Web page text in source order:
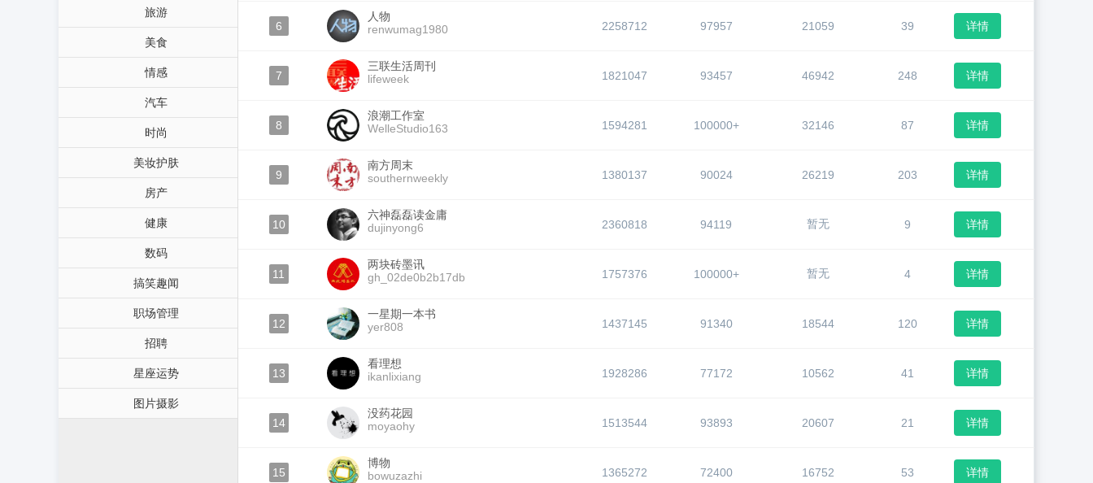
旅游
美食
情感
汽车
时尚
美妆护肤
房产
健康
数码
搞笑趣闻
职场管理
招聘
星座运势
图片摄影
6
人物
renwumag1980
2258712 97957 21059 39 详情
7
三联生活周刊
lifeweek
1821047 93457 46942 248 详情
8
浪潮工作室
WelleStudio163
1594281 100000+ 32146 87 详情
9
南方周末
southernweekly
1380137 90024 26219 203 详情
10
六神磊磊读金庸
dujinyong6
2360818 94119 暂无 9 详情
11
两块砖墨讯
gh_02de0b2b17db
1757376 100000+ 暂无 4 详情
12
一星期一本书
yer808
1437145 91340 18544 120 详情
13
看理想
ikanlixiang
1928286 77172 10562 41 详情
14
没药花园
moyaohy
1513544 93893 20607 21 详情
15
博物
bowuzazhi
1365272 72400 16752 53 详情